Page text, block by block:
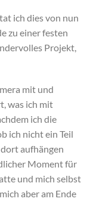
ich dies von nun
zu einer festen
Projekt,
mit und
was ich mit
ich die
ich nicht ein Teil
aufhängen
Moment für
und mich selbst
aber am Ende